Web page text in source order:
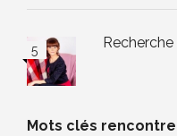
Mots clés rencontre